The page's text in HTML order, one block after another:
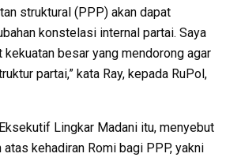
struktural (PPP) akan dapat
konstelasi internal partai. Saya
besar yang mendorong agar
partai,” kata Ray, kepada RuPol,
Lingkar Madani itu, menyebut
atas kehadiran Romi bagi PPP, yakni